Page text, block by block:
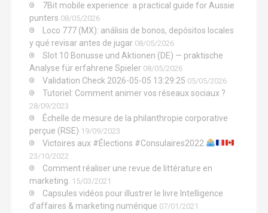
7Bit mobile experience: a practical guide for Aussie
punters 08/05/2026
Loco 777 (MX): análisis de bonos, depósitos locales
y qué revisar antes de jugar 08/05/2026
Slot 10 Bonusse und Aktionen (DE) — praktische
Analyse für erfahrene Spieler 08/05/2026
Validation Check 2026-05-05 13:29:25 05/05/2026
Tutoriel: Comment animer vos réseaux sociaux ?
28/09/2023
Échelle de mesure de la philanthropie corporative
perçue (RSE) 19/09/2023
Victoires aux #Élections #Consulaires2022
23/10/2022
Comment réaliser une revue de littérature en
marketing. 15/03/2021
Capsules vidéos pour illustrer le livre Intelligence
d’affaires & marketing numérique 07/01/2021